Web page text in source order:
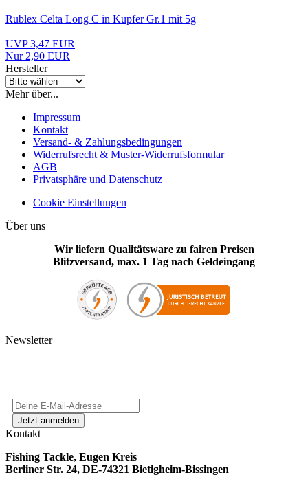
Rublex Celta Long C in Kupfer Gr.1 mit 5g
UVP 3,47 EUR
Nur 2,90 EUR
Hersteller
Mehr über...
Impressum
Kontakt
Versand- & Zahlungsbedingungen
Widerrufsrecht & Muster-Widerrufsformular
AGB
Privatsphäre und Datenschutz
Cookie Einstellungen
Über uns
Wir liefern Qualitätsware zu fairen Preisen
Blitzversand, max. 1 Tag nach Geldeingang
Newsletter
Kontakt
Fishing Tackle, Eugen Kreis
Berliner Str. 24, DE-74321 Bietigheim-Bissingen